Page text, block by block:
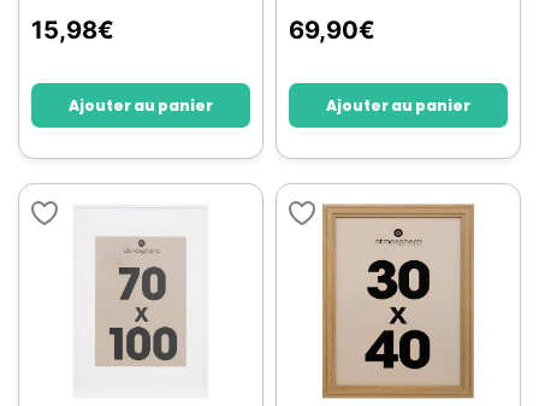
15,98€
Ajouter au panier
69,90€
Ajouter au panier